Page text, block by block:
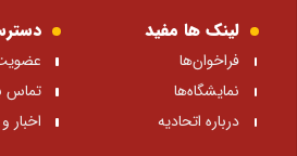
لینک ها مفید
فراخوان‌ها
نمایشگاه‌ها
درباره اتحادیه
تماس
اخبار